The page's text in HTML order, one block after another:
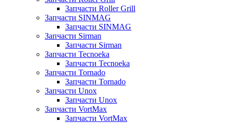
Запчасти Roller Grill
Запчасти SINMAG
Запчасти SINMAG
Запчасти Sirman
Запчасти Sirman
Запчасти Tecnoeka
Запчасти Tecnoeka
Запчасти Tornado
Запчасти Tornado
Запчасти Unox
Запчасти Unox
Запчасти VortMax
Запчасти VortMax